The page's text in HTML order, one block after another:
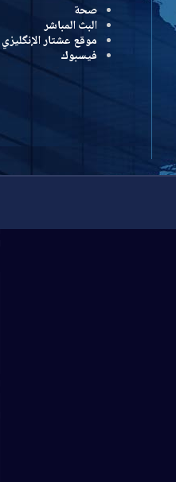
صحة
البث المباشر
موقع عشتار الإنگليزي
فيسبوك